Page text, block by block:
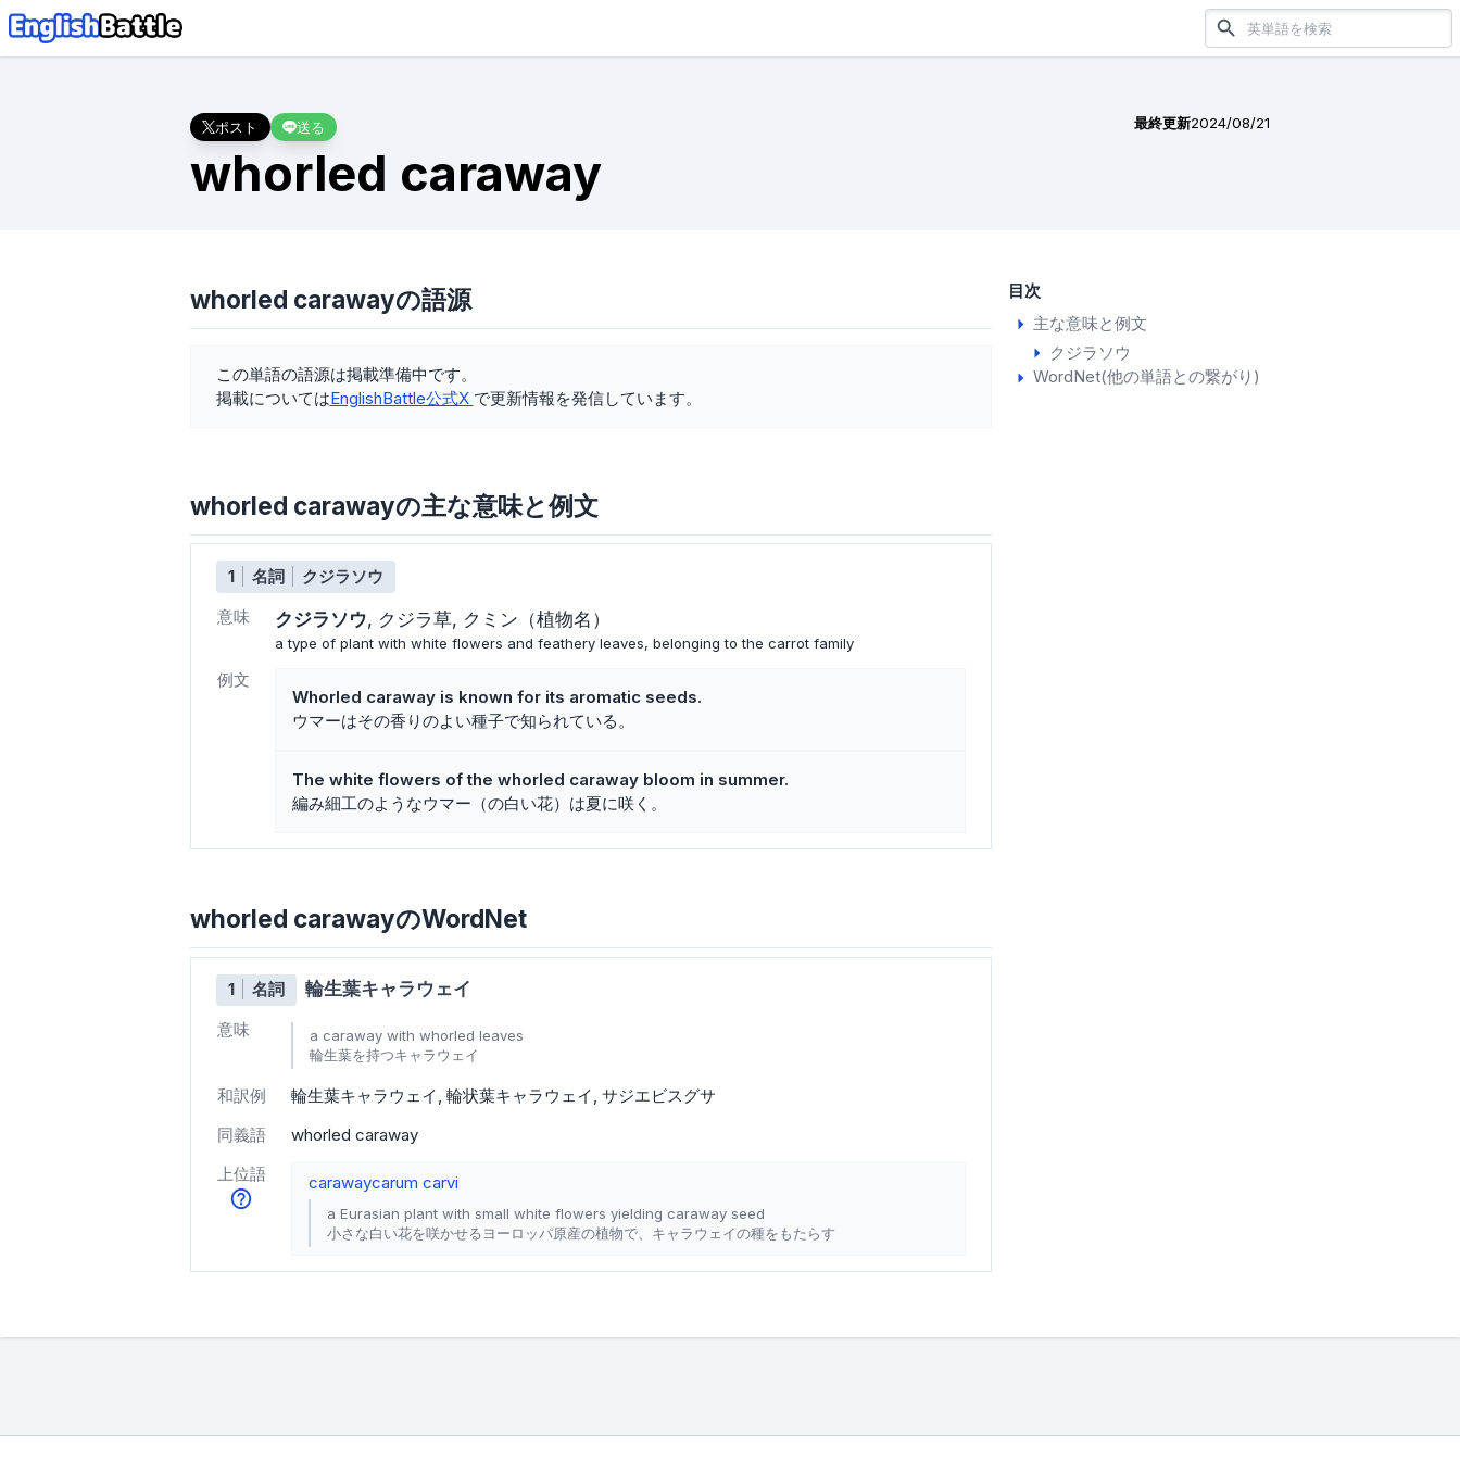
ポスト 送る 最終更新2024/08/21
whorled caraway
目次
主な意味と例文
クジラソウ
WordNet(他の単語との繋がり)
whorled carawayの語源
この単語の語源は掲載準備中です。
掲載についてはEnglishBattle公式X で更新情報を発信しています。
whorled carawayの主な意味と例文
1 名詞
クジラソウ
意味
クジラソウ クジラ草 クミン（植物名）
a type of plant with white flowers and feathery leaves, belonging to the carrot family
例文
Whorled caraway is known for its aromatic seeds.
ウマーはその香りのよい種子で知られている。
The white flowers of the whorled caraway bloom in summer.
編み細工のようなウマー（の白い花）は夏に咲く。
whorled carawayのWordNet
1 名詞 輪生葉キャラウェイ
意味
a caraway with whorled leaves
輪生葉を持つキャラウェイ
和訳例 輪生葉キャラウェイ 輪状葉キャラウェイ サジエビスグサ
同義語
whorled caraway
上位語
carawaycarum carvi
a Eurasian plant with small white flowers yielding caraway seed
小さな白い花を咲かせるヨーロッパ原産の植物で、キャラウェイの種をもたらす